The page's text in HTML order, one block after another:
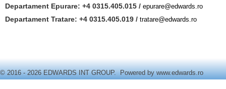
Departament Epurare: +4 0315.405.015 / epurare@edwards.ro
Departament Tratare: +4 0315.405.019 / tratare@edwards.ro
© 2016 - 2026 EDWARDS INT GROUP. Powered bywww.edwards.ro